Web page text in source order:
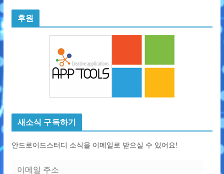
후원
새소식 구독하기
안드로이드스터디 소식을 이메일로 받으실 수 있어요!